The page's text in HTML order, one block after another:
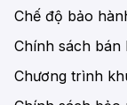
Chế độ bảo
Chính sách bán
Chương trình